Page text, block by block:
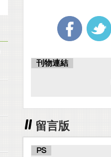
刊物連結
留言版
PS